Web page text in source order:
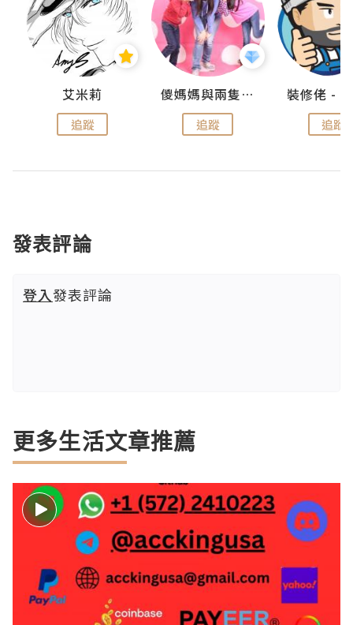
艾米莉
追蹤
儍媽媽與兩隻小魔怪之家
追蹤 追蹤
發表評論
登入發表評論
更多生活文章推薦